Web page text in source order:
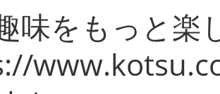
味をもっと楽